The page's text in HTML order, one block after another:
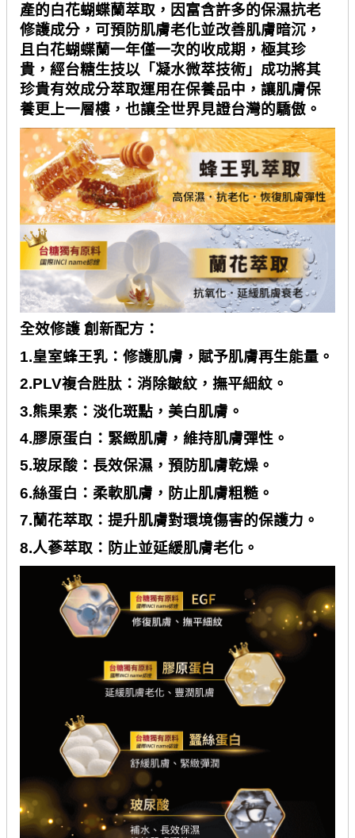
產的白花蝴蝶蘭萃取，因富含許多的保濕抗老
修護成分，可預防肌膚老化並改善肌膚暗沉，
且白花蝴蝶蘭一年僅一次的收成期，極其珍
貴，經台糖生技以「凝水微萃技術」成功將其
珍貴有效成分萃取運用在保養品中，讓肌膚保
養更上一層樓，也讓全世界見證台灣的驕傲。
全效修護 創新配方：
1.皇室蜂王乳：修護肌膚，賦予肌膚再生能量。
2.PLV複合胜肽：消除皺紋，撫平細紋。
3.熊果素：淡化斑點，美白肌膚。
4.膠原蛋白：緊緻肌膚，維持肌膚彈性。
5.玻尿酸：長效保濕，預防肌膚乾燥。
6.絲蛋白：柔軟肌膚，防止肌膚粗糙。
7.蘭花萃取：提升肌膚對環境傷害的保護力。
8.人蔘萃取：防止並延緩肌膚老化。